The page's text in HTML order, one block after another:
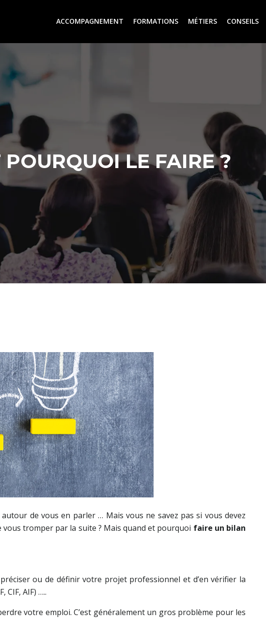
ACCOMPAGNEMENT FORMATIONS MÉTIERS CONSEILS
LE FAIRE ?
de vous en parler … Mais vous ne savez pas si vous devez
tromper par la suite ? Mais quand et pourquoi faire un bilan
ou de définir votre projet professionnel et d’en vérifier la
AIF) …..
votre emploi. C’est généralement un gros problème pour les